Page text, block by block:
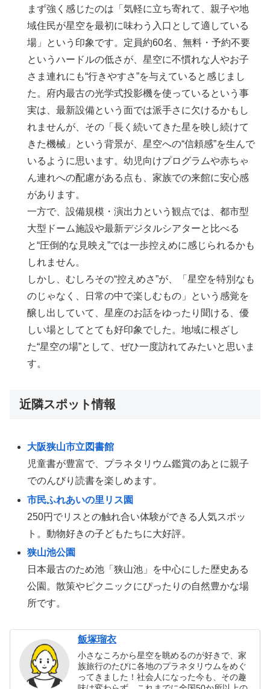
まず強く感じたのは「気軽に立ち寄れて、親子や地
域住民が星空を最初に味わう入口として適している
場」という印象です。定員約60名、無料・予約不要
というハードルの低さが、星空に不慣れな人やお子
さま連れにも“行きやすさ”を与えていると感じまし
た。府内最古の光学式投影機を使っているという事
実は、最新設備という面では派手さに欠けるかもし
れませんが、その「長く続いてきた星を映し続けて
きた機械」という背景が、星空への“信頼感”を生んで
いるように思います。幼児向けプログラムや赤ちゃ
ん連れへの配慮がある点も、家族での来館に安心感
があります。
一方で、設備規模・演出力という観点では、都市型
大型ドーム施設や最新デジタルシアターと比べる
と“圧倒的な見映え”では一歩控えめに感じられるかも
しれません。
しかし、むしろその“控えめさ”が、「星空を特別なも
のじゃなく、日常の中で楽しむもの」という感覚を
醸し出していて、星座のお話をゆったり聞ける、優
しい場としてとても好印象でした。地域に根ざし
た“星空の場”として、ぜひ一度訪れてみたいと思いま
す。
近隣スポット情報
大阪狭山市立図書館
児童書が豊富で、プラネタリウム鑑賞のあとに親子
でのんびり読書を楽しめます。
市民ふれあいの里リス園
250円でリスとの触れ合い体験ができる人気スポッ
ト。動物好きの子どもたちに大好評。
狭山池公園
日本最古のため池「狭山池」を中心にした歴史ある
公園。散策やピクニックにぴったりの自然豊かな場
所です。
飯塚瑠衣
小さなころから星空を眺めるのが好きで、家
族旅行のたびに各地のプラネタリウムをめぐ
ってきました！社会人になった今も、その趣